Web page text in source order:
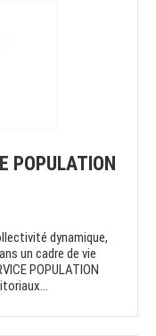
POPULATION
dynamique,
un cadre de vie
POPULATION